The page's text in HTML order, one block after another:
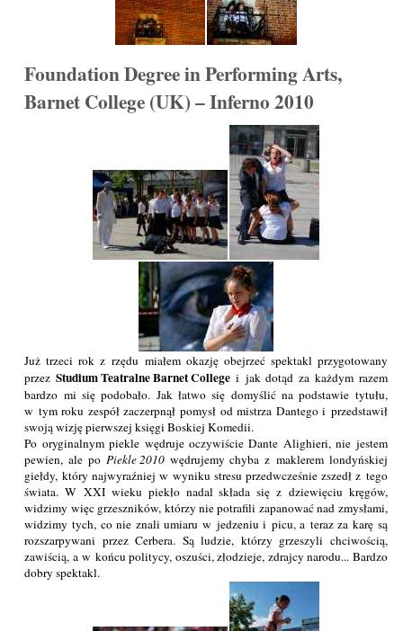
Foundation Degree in Performing Arts,
Barnet College (UK) – Inferno 2010
Już trzeci rok z rzędu miałem okazję obejrzeć spektakl przygotowany
przezStudium Teatralne Barnet College i jak dotąd za każdym razem
bardzo mi się podobało. Jak łatwo się domyślić na podstawie tytułu,
w tym roku zespół zaczerpnął pomysł od mistrza Dantego i przedstawił
swoją wizję pierwszej księgi Boskiej Komedii.
Po oryginalnym piekle wędruje oczywiście Dante Alighieri, nie jestem
pewien, ale po Piekle 2010wędrujemy chyba z maklerem londyńskiej
giełdy, który najwyraźniej w wyniku stresu przedwcześnie zszedł z tego
świata. W XXI wieku piekło nadal składa się z dziewięciu kręgów,
widzimy więc grzeszników, którzy nie potrafili zapanować nad zmysłami,
widzimy tych, co nie znali umiaru w jedzeniu i picu, a teraz za karę są
rozszarpywani przez Cerbera. Są ludzie, którzy grzeszyli chciwością,
zawiścią, a w końcu politycy, oszuści, złodzieje, zdrajcy narodu... Bardzo
dobry spektakl.